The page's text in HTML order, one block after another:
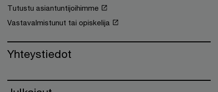
Tutustu asiantuntijoihimme
Vastavalmistunut tai opiskelija
Yhteystiedot